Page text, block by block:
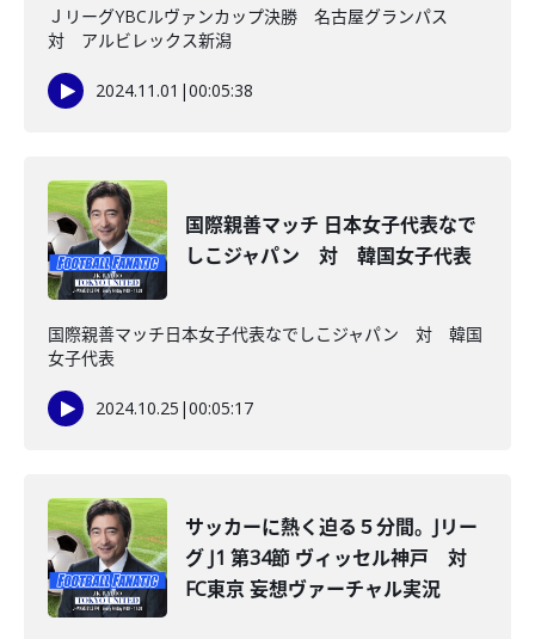
ＪリーグYBCルヴァンカップ決勝 名古屋グランパス
対 アルビレックス新潟
2024.11.01 |00:05:38
国際親善マッチ 日本女子代表なで
しこジャパン 対 韓国女子代表
国際親善マッチ日本女子代表なでしこジャパン 対 韓国
女子代表
2024.10.25 |00:05:17
サッカーに熱く迫る５分間。Jリー
グ J1 第34節 ヴィッセル神戸 対
FC東京 妄想ヴァーチャル実況